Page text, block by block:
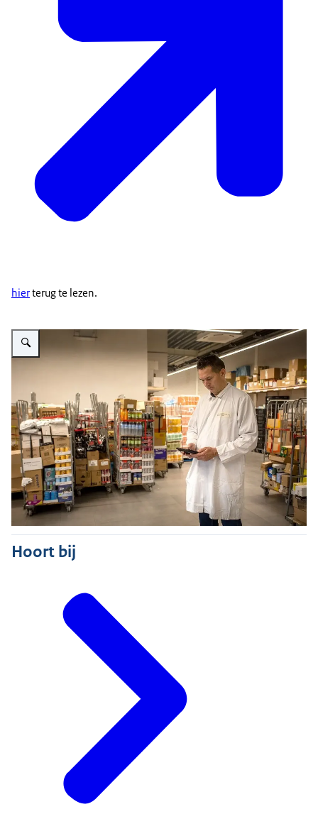
hierterug te lezen.
Vergroot afbeelding Inspecteur in magazijn van supermakrt
Hoort bij